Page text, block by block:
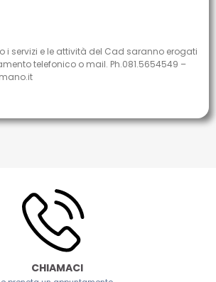
i servizi e le attività del Cad saranno erogati
telefonico o mail. Ph.081.5654549 –
CHIAMACI